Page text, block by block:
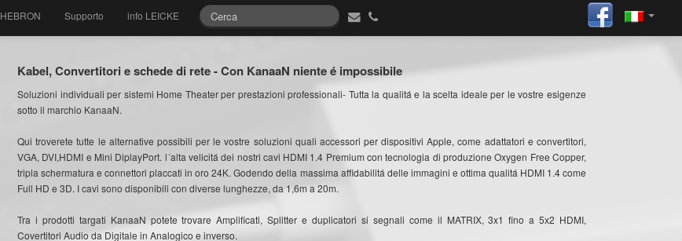
HEBRON Supporto info LEICKE
Kabel, Convertitori e schede di rete - Con KanaaN niente é impossibile
Soluzioni individuali per sistemi Home Theater per prestazioni professionali- Tutta la qualitá e la scelta ideale per le vostre esigenze
sotto il marchio KanaaN.
Qui troverete tutte le alternative possibili per le vostre soluzioni quali accessori per dispositivi Apple, come adattatori e convertitori,
VGA, DVI,HDMI e Mini DiplayPort. l´alta velicitá dei nostri cavi HDMI 1.4 Premium con tecnologia di produzione Oxygen Free Copper,
tripla schermatura e connettori placcati in oro 24K. Godendo della massima affidabilitá delle immagini e ottima qualitá HDMI 1.4 come
Full HD e 3D. I cavi sono disponibili con diverse lunghezze, da 1,6m a 20m.
Tra i prodotti targati KanaaN potete trovare Amplificati, Splitter e duplicatori si segnali come il MATRIX, 3x1 fino a 5x2 HDMI,
Covertitori Audio da Digitale in Analogico e inverso.